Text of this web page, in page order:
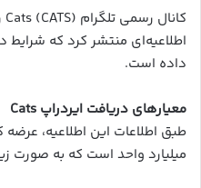
داده است.
معیارهای دریافت ایردراپ Cats
میلیارد واحد است که به صورت